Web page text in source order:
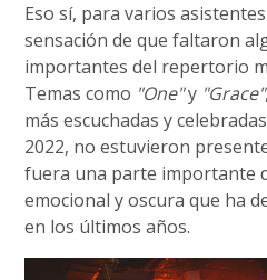
Eso sí, para varios
sensación de que faltaron
importantes del repertorio
Temas como "One"y "Grace"
más escuchadas y
2022, no estuvieron
fuera una parte importante
emocional y oscura que ha
en los últimos años.